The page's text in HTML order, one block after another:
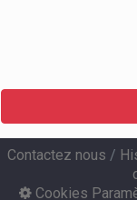
Contactez nous /
Cookies